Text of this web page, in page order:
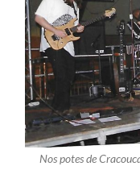
Nos potes de